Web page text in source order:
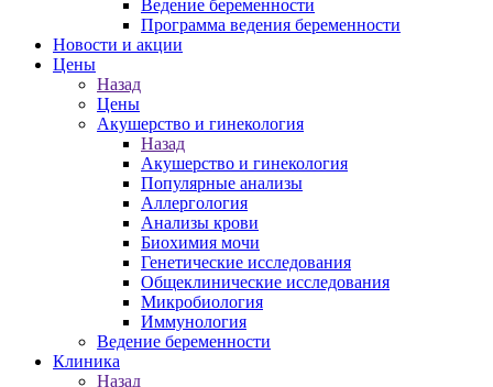
Ведение беременности
Программа ведения беременности
Новости и акции
Цены
Назад
Цены
Акушерство и гинекология
Назад
Акушерство и гинекология
Популярные анализы
Аллергология
Анализы крови
Биохимия мочи
Генетические исследования
Общеклинические исследования
Микробиология
Иммунология
Ведение беременности
Клиника
Назад